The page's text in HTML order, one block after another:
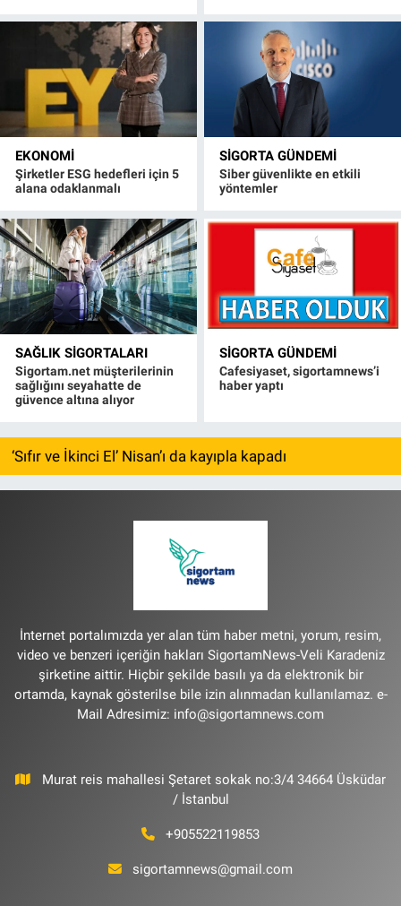
EKONOMI
Şirketler ESG hedefleri için 5
alana odaklanmalı
SIGORTA GÜNDEMI
Siber güvenlikte en etkili
yöntemler
SAĞLIK SIGORTALARI
Sigortam.net müşterilerinin
sağlığını seyahatte de
güvence altına alıyor
SIGORTA GÜNDEMI
Cafesiyaset, sigortamnews’i
haber yaptı
‘Sıfır ve İkinci El’ Nisan’ı da kayıpla kapadı
İnternet portalımızda yer alan tüm haber metni, yorum, resim,
video ve benzeri içeriğin hakları SigortamNews-Veli Karadeniz
şirketine aittir. Hiçbir şekilde basılı ya da elektronik bir
ortamda, kaynak gösterilse bile izin alınmadan kullanılamaz. e-
Mail Adresimiz: info@sigortamnews.com
Murat reis mahallesi Şetaret sokak no:3/4 34664 Üsküdar
/ İstanbul
+905522119853
sigortamnews@gmail.com